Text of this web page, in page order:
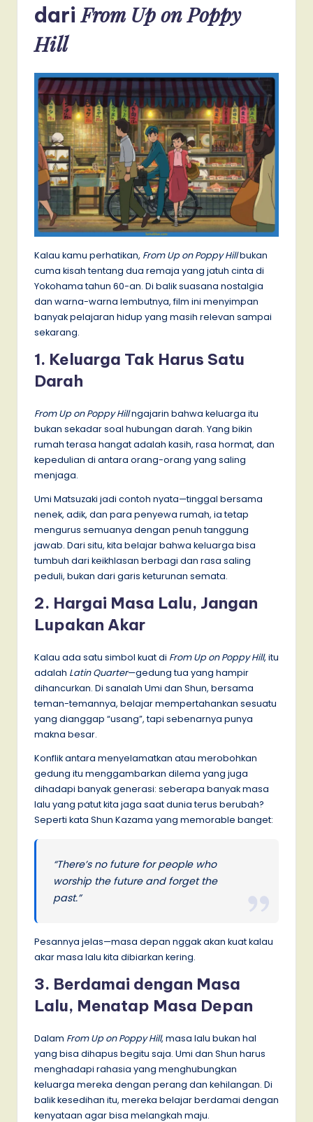
dariFrom Up on Poppy
Hill
Kalau kamu perhatikan, From Up on Poppy Hillbukan
cuma kisah tentang dua remaja yang jatuh cinta di
Yokohama tahun 60-an. Di balik suasana nostalgia
dan warna-warna lembutnya, film ini menyimpan
banyak pelajaran hidup yang masih relevan sampai
sekarang.
1. Keluarga Tak Harus Satu
Darah
From Up on Poppy Hillngajarin bahwa keluarga itu
bukan sekadar soal hubungan darah. Yang bikin
rumah terasa hangat adalah kasih, rasa hormat, dan
kepedulian di antara orang-orang yang saling
menjaga.
Umi Matsuzaki jadi contoh nyata—tinggal bersama
nenek, adik, dan para penyewa rumah, ia tetap
mengurus semuanya dengan penuh tanggung
jawab. Dari situ, kita belajar bahwa keluarga bisa
tumbuh dari keikhlasan berbagi dan rasa saling
peduli, bukan dari garis keturunan semata.
2. Hargai Masa Lalu, Jangan
Lupakan Akar
Kalau ada satu simbol kuat di From Up on Poppy Hill, itu
adalah Latin Quarter—gedung tua yang hampir
dihancurkan. Di sanalah Umi dan Shun, bersama
teman-temannya, belajar mempertahankan sesuatu
yang dianggap “usang”, tapi sebenarnya punya
makna besar.
Konflik antara menyelamatkan atau merobohkan
gedung itu menggambarkan dilema yang juga
dihadapi banyak generasi: seberapa banyak masa
lalu yang patut kita jaga saat dunia terus berubah?
Seperti kata Shun Kazama yang memorable banget:
“There’s no future for people who
worship the future and forget the
past.”
Pesannya jelas—masa depan nggak akan kuat kalau
akar masa lalu kita dibiarkan kering.
3. Berdamai dengan Masa
Lalu, Menatap Masa Depan
Dalam From Up on Poppy Hill, masa lalu bukan hal
yang bisa dihapus begitu saja. Umi dan Shun harus
menghadapi rahasia yang menghubungkan
keluarga mereka dengan perang dan kehilangan. Di
balik kesedihan itu, mereka belajar berdamai dengan
kenyataan agar bisa melangkah maju.